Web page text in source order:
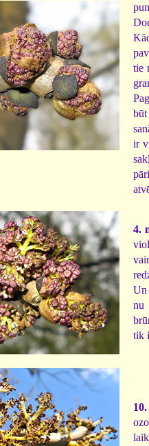
tie
ir
4.
Un
nu
tik